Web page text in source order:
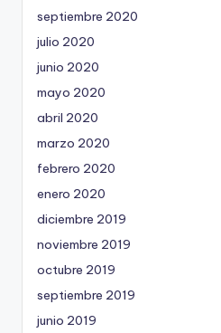
septiembre 2020
julio 2020
junio 2020
mayo 2020
abril 2020
marzo 2020
febrero 2020
enero 2020
diciembre 2019
noviembre 2019
octubre 2019
septiembre 2019
junio 2019